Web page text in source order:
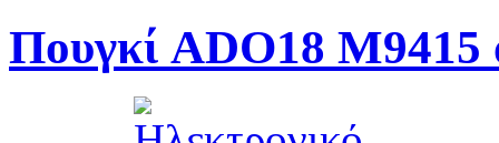
Πουγκί ADO18 M9415